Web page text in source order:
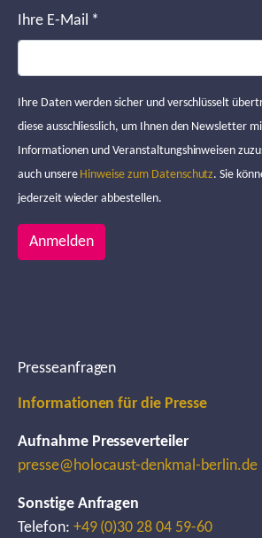
Ihre E-Mail *
Ihre Daten werden sicher und verschlüsselt
diese ausschliesslich, um Ihnen den Newsletter
Informationen und Veranstaltungshinweisen
auch unsere Hinweise zum Datenschutz. Sie
jederzeit wieder abbestellen.
Anmelden
Presseanfragen
Informationen für die Presse
Aufnahme Presseverteiler
presse@holocaust-denkmal-berlin.de
Sonstige Anfragen
Telefon: +49 (0)30 28 04 59-60